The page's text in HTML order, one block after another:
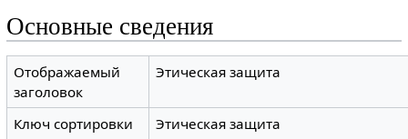
Основные сведения
Отображаемый
заголовок
Этическая защита
Ключ сортировки
Этическая защита